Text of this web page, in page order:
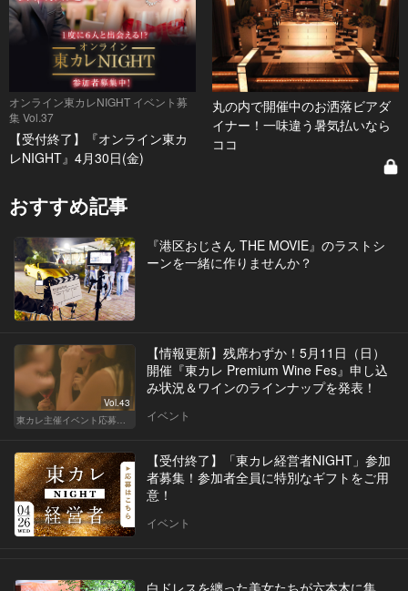
オンライン東カレNIGHT イベント募
集 Vol.37
【受付終了】『オンライン東カ
レNIGHT』4月30日(金)
丸の内で開催中のお洒落ビアダ
イナー！一味違う暑気払いなら
ココ
おすすめ記事
『港区おじさん THE MOVIE』のラストシ
ーンを一緒に作りませんか？
Vol.43
東カレ主催イベント応募詳細記事一覧
【情報更新】残席わずか！5月11日（日）
開催『東カレ Premium Wine Fes』申し込
み状況＆ワインのラインナップを発表！
イベント
【受付終了】「東カレ経営者NIGHT」参加
者募集！参加者全員に特別なギフトをご用
意！
イベント
白ドレスを纏った美女たちが六本木に集